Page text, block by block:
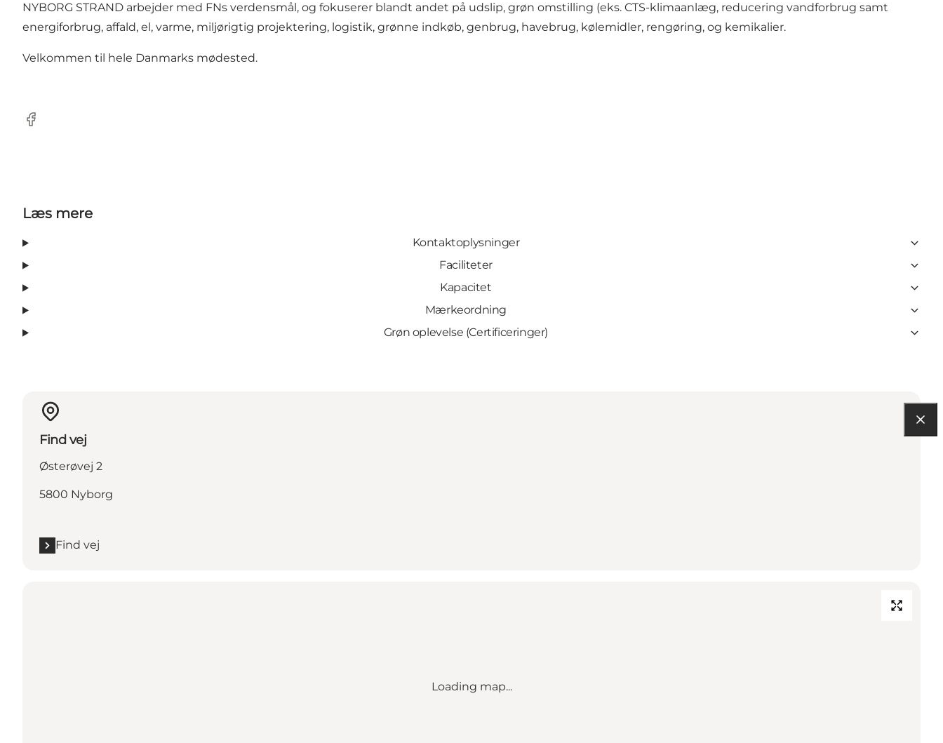
NYBORG STRAND arbejder med FNs verdensmål, og fokuserer blandt andet på udslip, grøn omstilling (eks. CTS-klimaanlæg, reducering vandforbrug samt
energiforbrug, affald, el, varme, miljørigtig projektering, logistik, grønne indkøb, genbrug, havebrug, kølemidler, rengøring, og kemikalier.
Velkommen til hele Danmarks mødested.
Facebook
Læs mere
Kontaktoplysninger
Faciliteter
Kapacitet
Mærkeordning
Grøn oplevelse (Certificeringer)
Find vej
Østerøvej 2
5800 Nyborg
Find vej
Loading map...